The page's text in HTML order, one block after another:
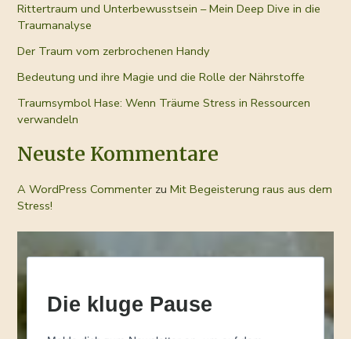
Rittertraum und Unterbewusstsein – Mein Deep Dive in die
Traumanalyse
Der Traum vom zerbrochenen Handy
Bedeutung und ihre Magie und die Rolle der Nährstoffe
Traumsymbol Hase: Wenn Träume Stress in Ressourcen
verwandeln
Neuste Kommentare
A WordPress Commenter zuMit Begeisterung raus aus dem
Stress!
Die kluge Pause